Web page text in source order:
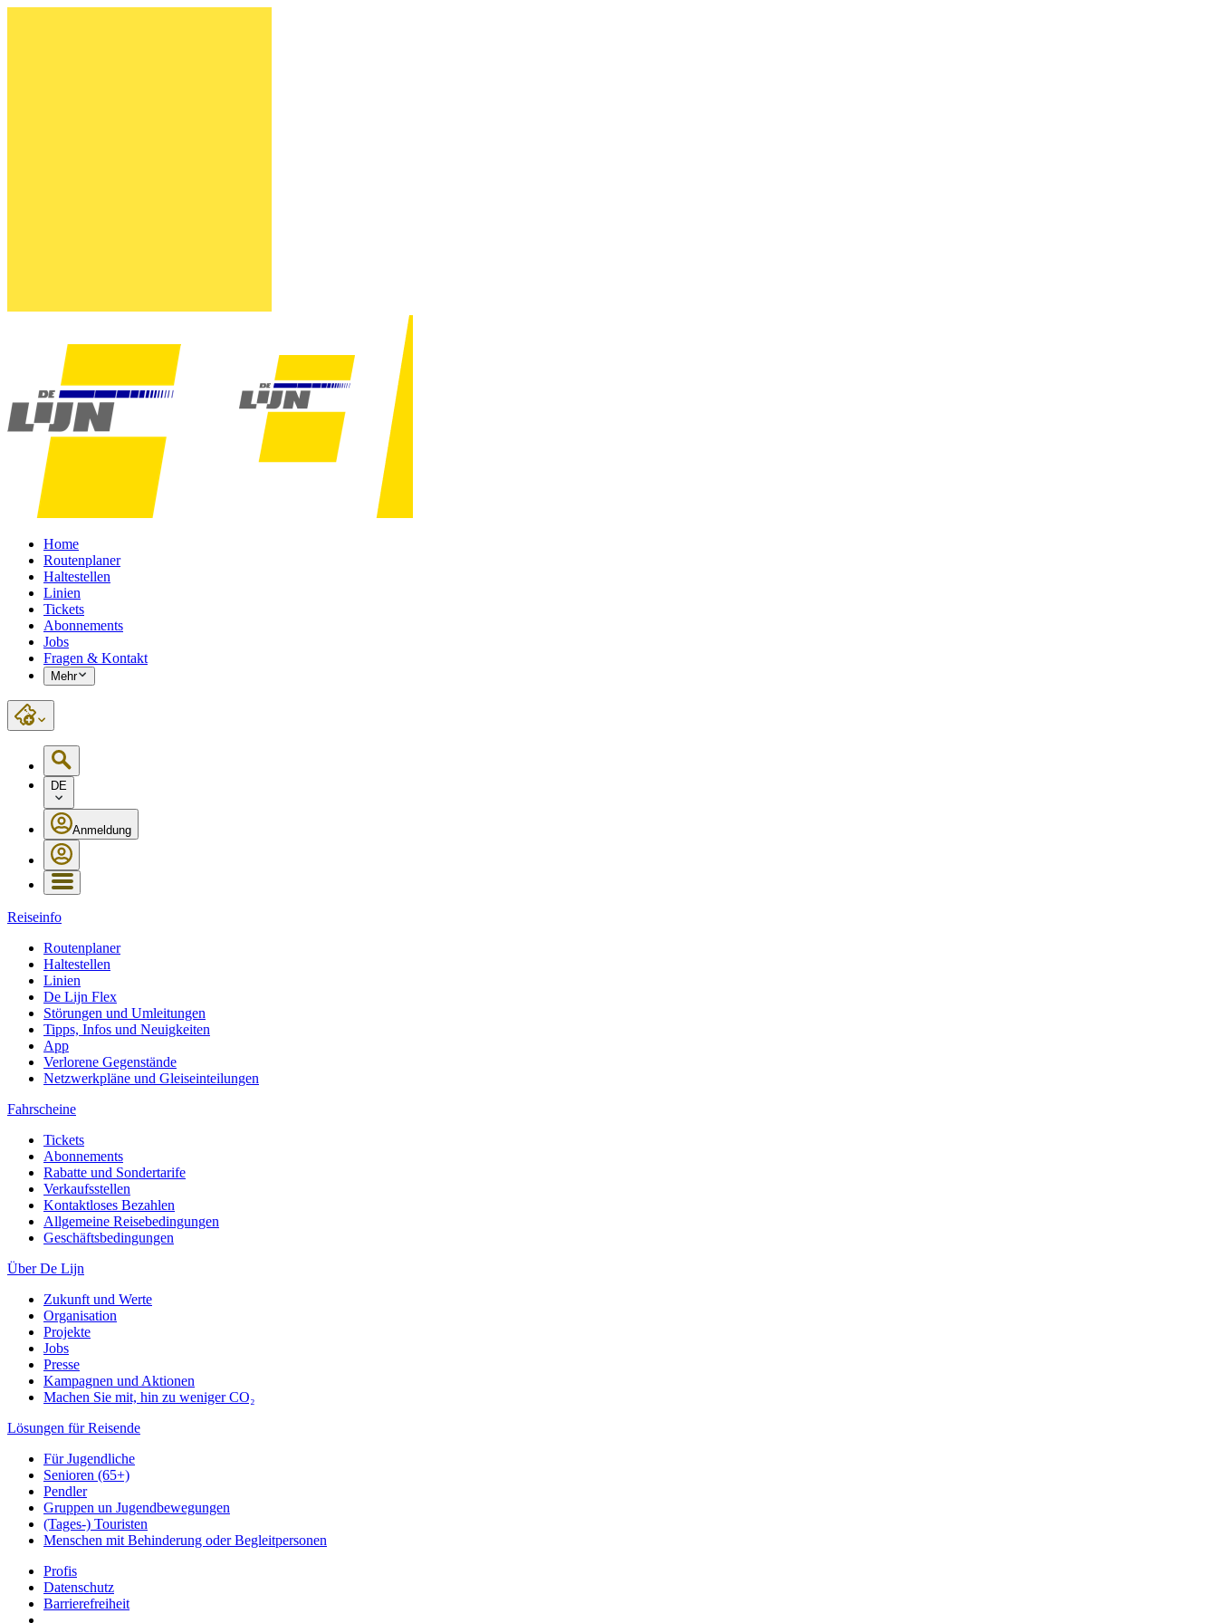
Home
Routenplaner
Haltestellen
Linien
Tickets
Abonnements
Jobs
Fragen & Kontakt
Mehr
DE
Anmeldung
Reiseinfo
Routenplaner
Haltestellen
Linien
De Lijn Flex
Störungen und Umleitungen
Tipps, Infos und Neuigkeiten
App
Verlorene Gegenstände
Netzwerkpläne und Gleiseinteilungen
Fahrscheine
Tickets
Abonnements
Rabatte und Sondertarife
Verkaufsstellen
Kontaktloses Bezahlen
Allgemeine Reisebedingungen
Geschäftsbedingungen
Über De Lijn
Zukunft und Werte
Organisation
Projekte
Jobs
Presse
Kampagnen und Aktionen
Machen Sie mit, hin zu weniger CO₂
Lösungen für Reisende
Für Jugendliche
Senioren (65+)
Pendler
Gruppen un Jugendbewegungen
(Tages-) Touristen
Menschen mit Behinderung oder Begleitpersonen
Profis
Datenschutz
Barrierefreiheit